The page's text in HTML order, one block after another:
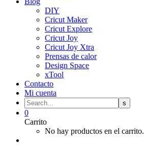
DIY
Cricut Maker
Cricut Explore
Cricut Joy
Cricut Joy Xtra
Prensas de calor
Design Space
xTool
Contacto
Mi cuenta
0
Carrito
No hay productos en el carrito.